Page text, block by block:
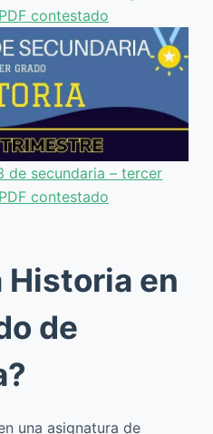
contestado
de secundaria – tercer
contestado
Historia en
de
una asignatura de